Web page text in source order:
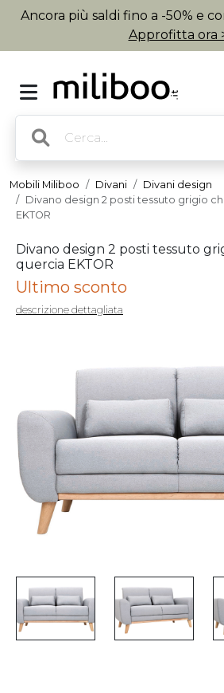
Ancora più saldi fino a -50% e
Approfitta ora
Mobili Miliboo Divani
Divani design
Divano design 2 posti tessuto grigio
EKTOR
Divano design 2 posti tessuto
quercia EKTOR
Ultimo sconto
descrizione dettagliata